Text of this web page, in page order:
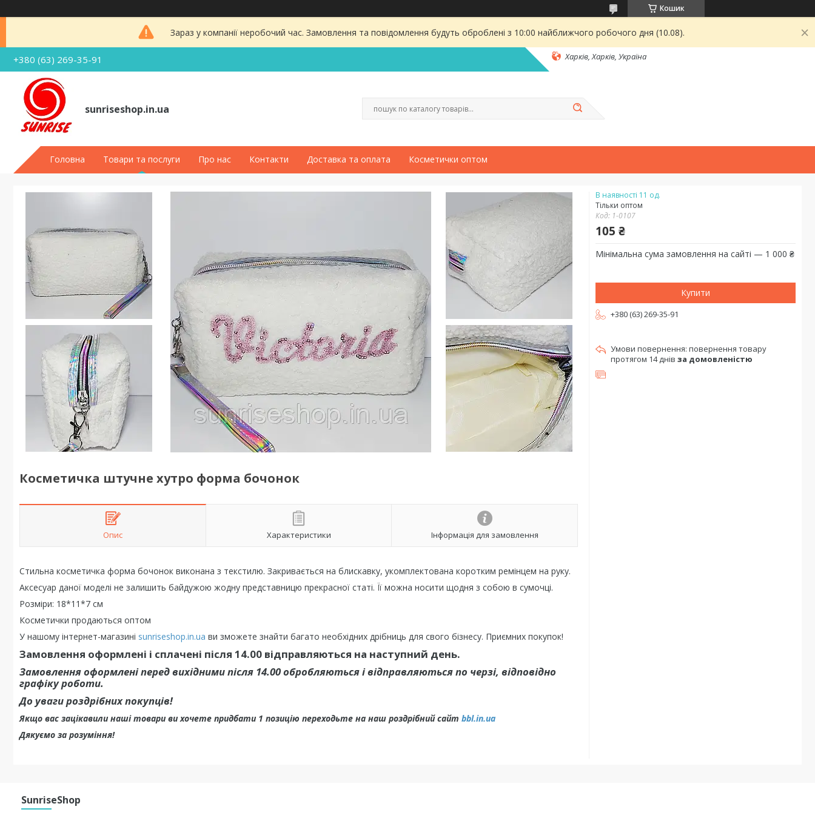
Кошик
Зараз у компанії неробочий час. Замовлення та повідомлення будуть оброблені з 10:00 найближчого робочого дня (10.08).
+380 (63) 269-35-91 Харків, Харків, Україна
sunriseshop.in.ua
Головна Товари та послуги Про нас Контакти Доставка та оплата Косметички оптом
Косметичка штучне хутро форма бочонок
Опис Характеристики Інформація для замовлення
Стильна косметичка форма бочонок виконана з текстилю. Закривається на блискавку, укомплектована коротким ремінцем на руку.
Аксесуар даної моделі не залишить байдужою жодну представницю прекрасної статі. Її можна носити щодня з собою в сумочці.
Розміри: 18*11*7 см
Косметички продаються оптом
У нашому інтернет-магазині sunriseshop.in.ua ви зможете знайти багато необхідних дрібниць для свого бізнесу. Приємних покупок!
Замовлення оформлені і сплачені після 14.00 відправляються на наступний день.
Замовлення оформлені перед вихідними після 14.00 обробляються і відправляються по черзі, відповідно
графіку роботи.
До уваги роздрібних покупців!
Якщо вас зацікавили наші товари ви хочете придбати 1 позицію переходьте на наш роздрібний сайт bbl.in.ua
Дякуємо за розуміння!
В наявності 11 од.
Тільки оптом
Код: 1-0107
105 ₴
Мінімальна сума замовлення на сайті — 1 000 ₴
Купити
+380 (63) 269-35-91
повернення товару
протягом 14 днів за домовленістю
SunriseShop